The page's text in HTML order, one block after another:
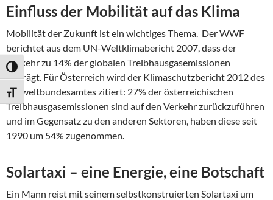
UMSCHALTEN AUF HOHE KONTRASTE
SCHRIFT VERGRÖSSERN
Einfluss der Mobilität auf das Klima
Mobilität der Zukunft ist ein wichtiges Thema. Der WWF
berichtet aus dem UN-Weltklimabericht 2007, dass der
Verkehr zu 14% der globalen Treibhausgasemissionen
beiträgt. Für Österreich wird der Klimaschutzbericht 2012 des
Umweltbundesamtes zitiert: 27% der österreichischen
Treibhausgasemissionen sind auf den Verkehr zurückzuführen
und im Gegensatz zu den anderen Sektoren, haben diese seit
1990 um 54% zugenommen.
Solartaxi – eine Energie, eine Botschaft
Ein Mann reist mit seinem selbstkonstruierten Solartaxi um